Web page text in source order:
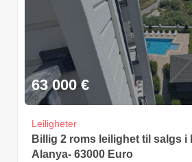
63 000 €
Leiligheter
Billig 2 roms leilighet til salgs i
Alanya- 63000 Euro